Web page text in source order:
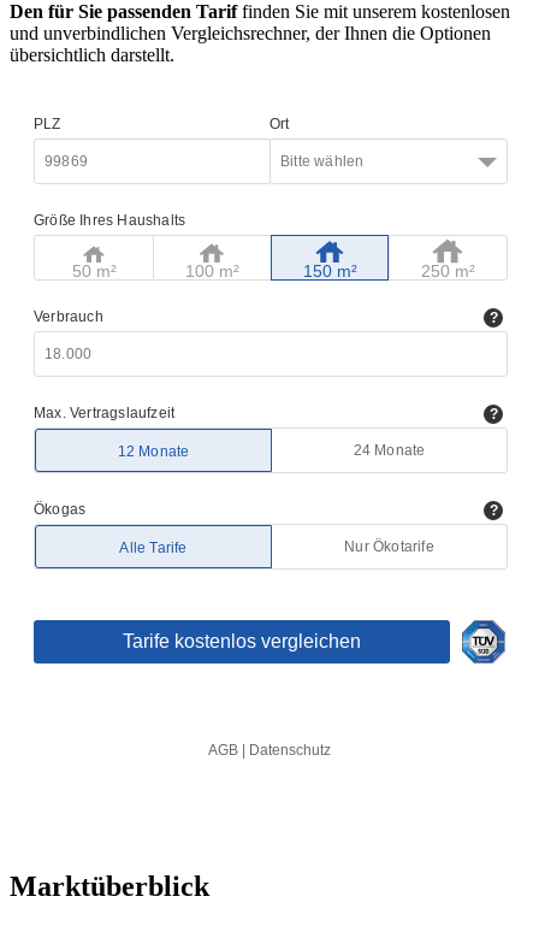
Den für Sie passenden Tariffinden Sie mit unserem kostenlosen
und unverbindlichen Vergleichsrechner, der Ihnen die Optionen
übersichtlich darstellt.
Marktüberblick